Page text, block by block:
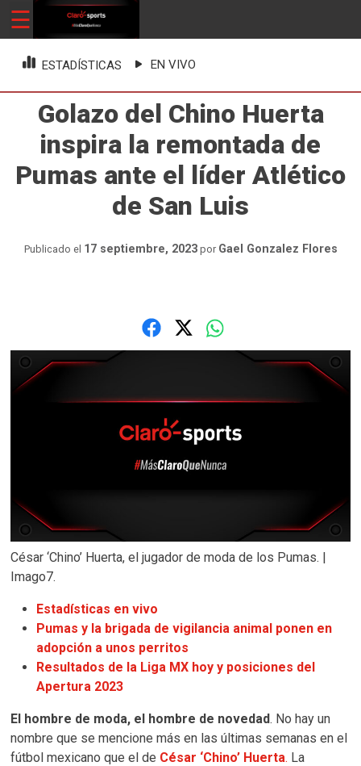
Skip
☰
ClaroSports
Más Claro que nunca
ESTADÍSTICAS EN VIVO
Golazo del Chino Huerta
inspira la remontada de
Pumas ante el líder Atlético
de San Luis
Publicado el 17 septiembre, 2023por Gael Gonzalez Flores
César ‘Chino’ Huerta, el jugador de moda de los Pumas. |
Imago7.
Estadísticas en vivo
Pumas y la brigada de vigilancia animal ponen en
adopción a unos perritos
Resultados de la Liga MX hoy y posiciones del
Apertura 2023
El hombre de moda, el hombre de novedad. No hay un
nombre que se mencione más en las últimas semanas en el
fútbol mexicano que el de César ‘Chino’ Huerta. La